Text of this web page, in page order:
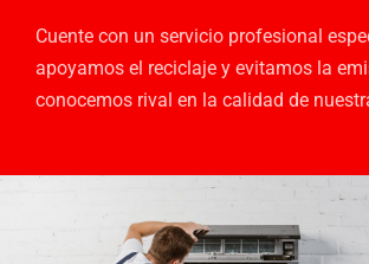
Cuente con un servicio profesional
apoyamos el reciclaje y evitamos la
conocemos rival en la calidad de